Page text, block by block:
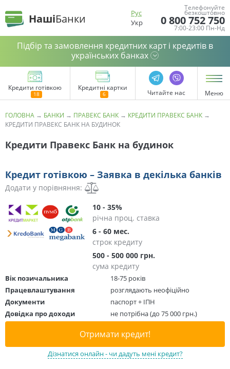
НашіБанки
Рус
Укр
Телефонуйте
безкоштовно
0 800 752 750
7:00-23:00 Пн-Нд
Підбір та замовлення кредитних карт і кредитів в
українських банках
Кредити готівкою Кредитні картки
Читайте нас Меню
ГОЛОВНА → БАНКИ → ПРАВЕКС БАНК → КРЕДИТИ ПРАВЕКС БАНК →
КРЕДИТИ ПРАВЕКС БАНК НА БУДИНОК
Кредити Правекс Банк на будинок
Кредит готівкою – Заявка в декілька банків
Додати у порівняння:
10 - 35%
річна проц. ставка
6 - 60 мес.
строк кредиту
500 - 500 000 грн.
сума кредиту
Вік позичальника
18-75 років
Працевлаштування
розглядають неофіційно
Документи
паспорт + ІПН
Довідка про доходи
не потрібна (до 75 000 грн.)
Отримати кредит!
Дізнатися онлайн - чи дадуть мені кредит?